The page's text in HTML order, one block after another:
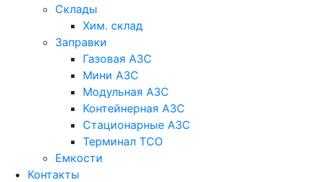
Склады
Хим. склад
Заправки
Газовая АЗС
Мини АЗС
Модульная АЗС
Контейнерная АЗС
Стационарные АЗС
Терминал ТСО
Емкости
Контакты